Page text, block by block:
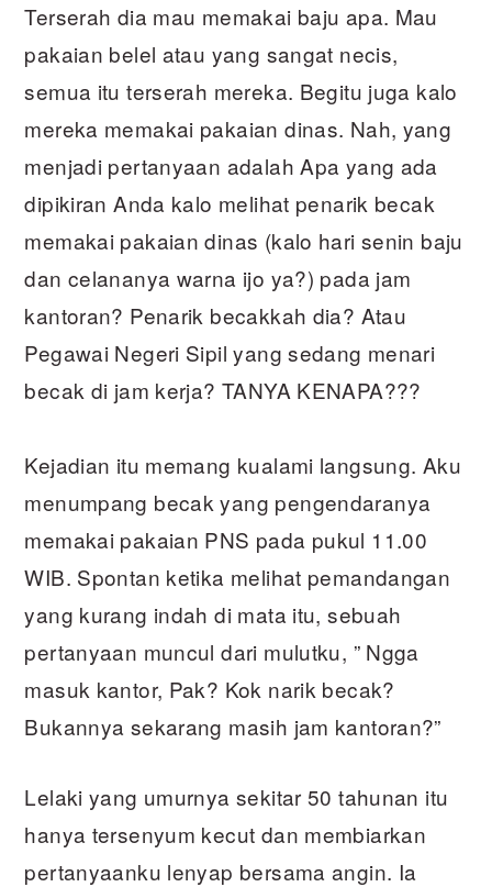
Terserah dia mau memakai baju apa. Mau
pakaian belel atau yang sangat necis,
semua itu terserah mereka. Begitu juga kalo
mereka memakai pakaian dinas. Nah, yang
menjadi pertanyaan adalah Apa yang ada
dipikiran Anda kalo melihat penarik becak
memakai pakaian dinas (kalo hari senin baju
dan celananya warna ijo ya?) pada jam
kantoran? Penarik becakkah dia? Atau
Pegawai Negeri Sipil yang sedang menari
becak di jam kerja? TANYA KENAPA???
Kejadian itu memang kualami langsung. Aku
menumpang becak yang pengendaranya
memakai pakaian PNS pada pukul 11.00
WIB. Spontan ketika melihat pemandangan
yang kurang indah di mata itu, sebuah
pertanyaan muncul dari mulutku, ” Ngga
masuk kantor, Pak? Kok narik becak?
Bukannya sekarang masih jam kantoran?”
Lelaki yang umurnya sekitar 50 tahunan itu
hanya tersenyum kecut dan membiarkan
pertanyaanku lenyap bersama angin. Ia